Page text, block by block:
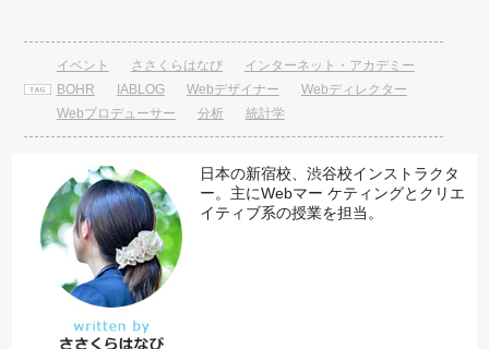
イベント ささくらはなび
インターネット・アカデミー
BOHR
IABLOG Webデザイナー
Webディレクター
Webプロデューサー
分析 統計学
日本の新宿校、渋谷校インストラクタ
ー。主にWebマー ケティングとクリエ
イティブ系の授業を担当。